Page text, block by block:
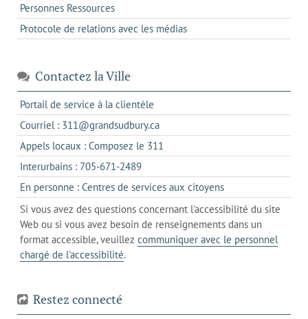
Personnes Ressources
Protocole de relations avec les médias
Contactez la Ville
Portail de service à la clientèle
dans
un
nouvel
Courriel : 311@grandsudbury.cas'ouvre
dans
votre
de
messagerie
Appels locaux : Composez le 311
dans
un
client
de
votre
téléphone
Interurbains : 705-671-2489s'ouvre
dans
un
client
de
votre
En personne : Centres de services aux citoyenss'ouvre
dans
l'onglet
actuel
Si vous avez des questions concernant l'accessibilité du site
Web ou si vous avez besoin de renseignements dans un
format accessible, veuillez communiquer avec le personnel
chargé de l'accessibilité.
Restez connecté